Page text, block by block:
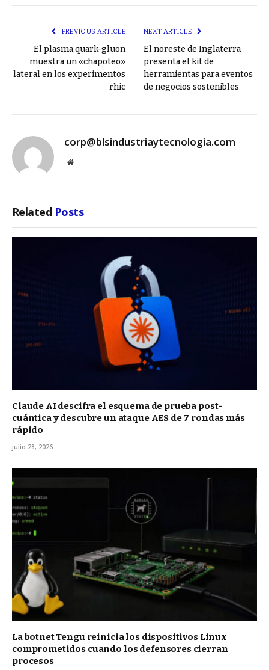
PREVIOUS ARTICLE
El plasma quark-gluon
muestra un «chapoteo»
lateral en los experimentos
rhic
NEXT ARTICLE
El noreste de Inglaterra
presenta el kit de
herramientas para eventos
de negocios sostenibles
corp@blsindustriaytecnologia.com
Website
Related Posts
Claude AI descifra el esquema de prueba post-
cuántica y descubre un ataque AES de 7 rondas más
rápido
julio 28, 2026
La botnet Tengu reinicia los dispositivos Linux
comprometidos cuando los defensores cierran
procesos